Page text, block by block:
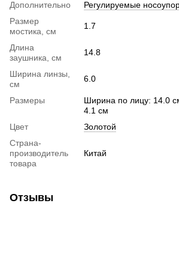
Дополнительно
Регулируемые
Размер
мостика, см
1.7
Длина
заушника, см
14.8
Ширина линзы,
см
6.0
Размеры
Ширина по лицу: 14.0
4.1 см
Цвет
Золотой
Страна-
производитель
товара
Китай
Отзывы